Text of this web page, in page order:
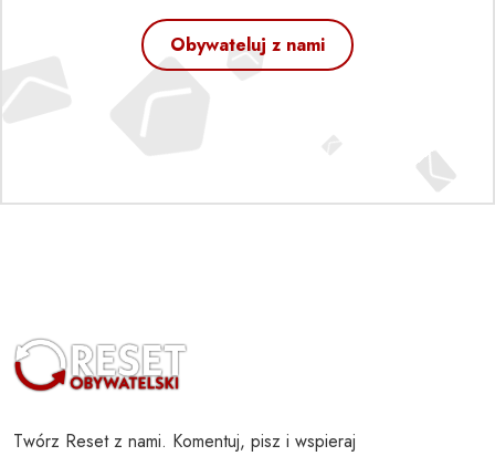
Obywateluj z nami
Twórz Reset z nami. Komentuj, pisz i wspieraj